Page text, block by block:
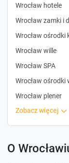
Wrocław hotele
Wrocław zamki i
Wrocław ośrodki
Wrocław wille
Wrocław SPA
Wrocław ośrodki
Wrocław plener
zobacz więcej
O